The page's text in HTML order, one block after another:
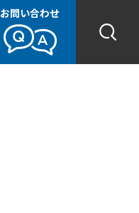
お問い合わせ